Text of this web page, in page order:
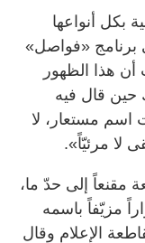
بكل أنواعها
في برنامج «فواصل»
1984، والغريب أن هذا الظهور
حين قال فيه
اسم مستعار، لا
لا مرئيّاً».
مقنعاً إلى حدّ ما،
«كونديرا» سنة 1985 حواراً مزيّفاً باسمه
الإعلام وقال